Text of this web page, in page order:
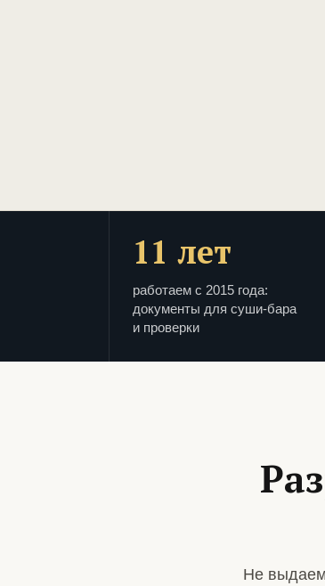
11 лет
работаем с 2015 года:
документы для суши-бара
и проверки
Не